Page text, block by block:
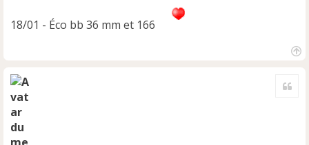
18/01 - Éco bb 36 mm et 166